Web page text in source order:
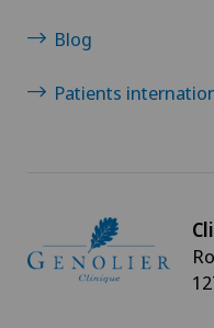
Blog
Patients